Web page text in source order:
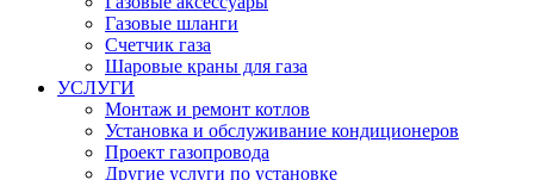
Газовые шланги
Счетчик газа
Шаровые краны для газа
УСЛУГИ
Монтаж и ремонт котлов
Установка и обслуживание кондиционеров
Проект газопровода
Другие услуги по установке